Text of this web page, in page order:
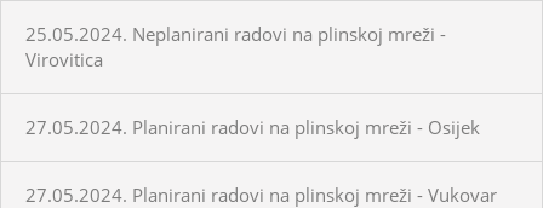
25.05.2024. Neplanirani radovi na plinskoj mreži -
Virovitica
27.05.2024. Planirani radovi na plinskoj mreži - Osijek
27.05.2024. Planirani radovi na plinskoj mreži - Vukovar